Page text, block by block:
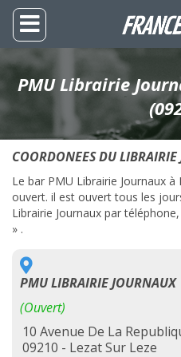
PMU Librairie
COORDONEES DU
Le bar PMU Librairie Journaux
ouvert. il est ouvert tous les
Librairie Journaux par
» .
PMU LIBRAIRIE JOURNAUX
(Ouvert)
10 Avenue De La
09210 - Lezat Sur Leze